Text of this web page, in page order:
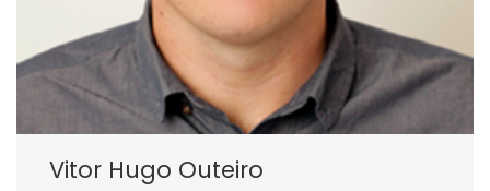
Vitor Hugo Outeiro